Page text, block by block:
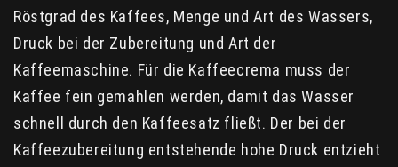
Röstgrad des Kaffees, Menge und Art des Wassers,
Druck bei der Zubereitung und Art der
Kaffeemaschine. Für die Kaffeecrema muss der
Kaffee fein gemahlen werden, damit das Wasser
schnell durch den Kaffeesatz fließt. Der bei der
Kaffeezubereitung entstehende hohe Druck entzieht